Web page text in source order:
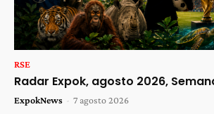
RSE
Radar Expok, agosto 2026,
ExpokNews - 7 agosto 2026